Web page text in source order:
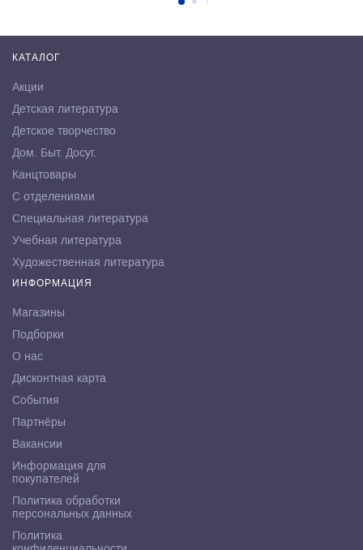
КАТАЛОГ
Акции
Детская литература
Детское творчество
Дом. Быт. Досуг.
Канцтовары
С отделениями
Специальная литература
Учебная литература
Художественная литература
ИНФОРМАЦИЯ
Магазины
Подборки
О нас
Дисконтная карта
События
Партнёры
Вакансии
Информация для
покупателей
Политика обработки
персональных данных
Политика